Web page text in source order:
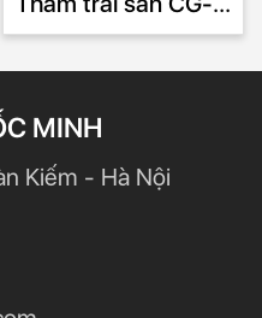
777
MINH
Kiếm - Hà Nội